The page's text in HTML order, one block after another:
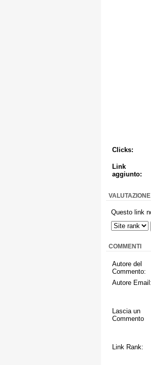
Clicks:
Link
aggiunto:
VALUTAZIONE
Questo link
COMMENTI
Autore del
Commento:
Autore Email:
Lascia un
Commento
Link Rank: